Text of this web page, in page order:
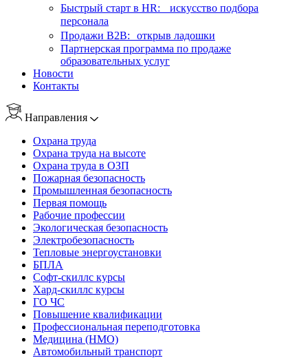
Быстрый старт в HR: искусство подбора
персонала
Продажи B2B: открыв ладошки
Партнерская программа по продаже
образовательных услуг
Новости
Контакты
Направления
Охрана труда
Охрана труда на высоте
Охрана труда в ОЗП
Пожарная безопасность
Промышленная безопасность
Первая помощь
Рабочие профессии
Экологическая безопасность
Электробезопасность
Тепловые энергоустановки
БПЛА
Софт-скиллс курсы
Хард-скиллс курсы
ГО ЧС
Повышение квалификации
Профессиональная переподготовка
Медицина (НМО)
Автомобильный транспорт